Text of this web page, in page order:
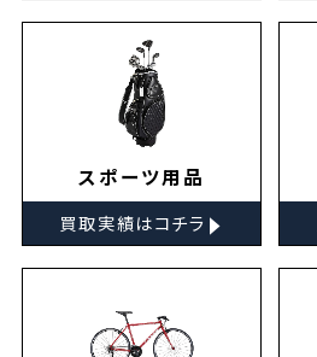
スポーツ用品
買取実績はコチラ ▸